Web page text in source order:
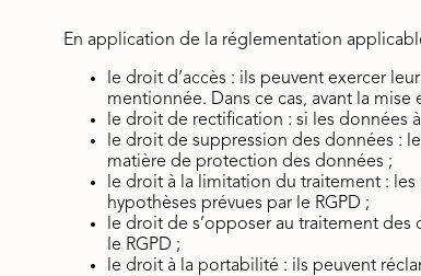
En application de la réglementation
le droit d’accès : ils peuvent exercer
mentionnée. Dans ce cas, avant la
le droit de rectification : si les données
le droit de suppression des données :
matière de protection des données ;
le droit à la limitation du traitement :
hypothèses prévues par le RGPD ;
le droit de s’opposer au traitement
le RGPD ;
le droit à la portabilité : ils peuvent